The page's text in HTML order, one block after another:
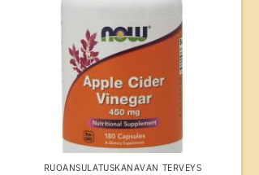
RUOANSULATUSKANAVAN TERVEYS